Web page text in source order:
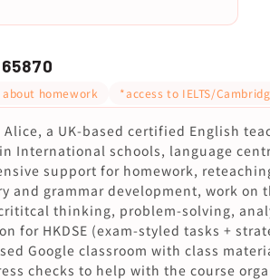
about homework *access to IELTS/
a UK-based certified English
International schools, language
support for homework,
and grammar development, work on
thinking, problem-solving,
for HKDSE (exam-styled tasks +
Google classroom with class
checks to help with the course